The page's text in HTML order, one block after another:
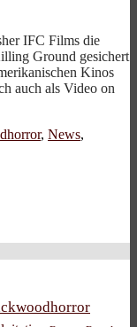
IFC Films die
Ground gesichert
Kinos
auch als Video on
, News,